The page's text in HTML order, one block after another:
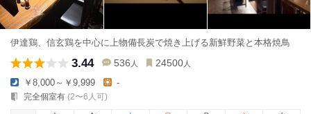
伊達鶏、信玄鶏を中心に上物備長炭で焼き上げる新鮮野菜と本格焼鳥
3.44 536 人 24500 人
￥8,000～￥9,999 -
完全個室有 (2〜6人可)